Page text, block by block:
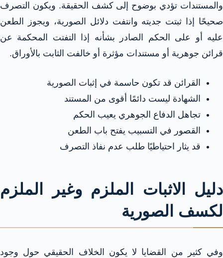
والمستندات تؤدي بوضوح إلى كشف الحقيقة. ويكون التصرف
صحيحًا إذا ثبتت جديته وانتفت دلائل الصورية، ويجوز الطعن
عليه أو على الحكم الصادر بشأنه إذا التفتت المحكمة عن
قرائن جوهرية أو مستندات مؤثرة أو خالفت الثابت بالأوراق.
القرائن قد تكون حاسمة في إثبات الصورية
الشهادة ليست دائمًا أقوى من المستند
تجاهل الدفاع الجوهري يعيب الحكم
القصور في التسبيب يفتح باب الطعن
قد يثار احتياطيًا طلب عدم نفاذ التصرف
دليل الاثبات الملزم وغير الملزم
لكسف الصورية
وفي كثير من القضايا لا يكون الخلاف الحقيقي حول وجود